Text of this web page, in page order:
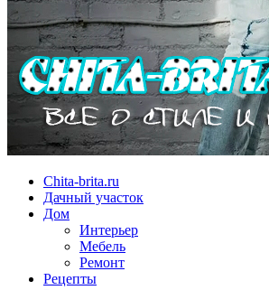
Chita-brita.ru
Дачный участок
Дом
Интерьер
Мебель
Ремонт
Рецепты